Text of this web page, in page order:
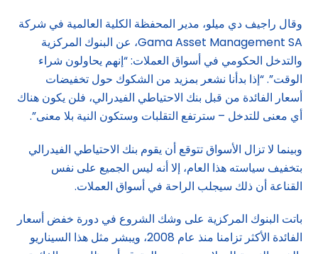
وقال راجيف دي ميلو، مدير المحفظة الكلية العالمية في شركة
Gama Asset Management SA، عن البنوك المركزية
والتدخل الحكومي في أسواق العملات: “إنهم يحاولون شراء
الوقت”. “إذا بدأنا نشعر بمزيد من الشكوك حول تخفيضات
أسعار الفائدة من قبل بنك الاحتياطي الفيدرالي، فلن يكون هناك
أي معنى للتدخل – سترتفع التقلبات وستكون النية بلا معنى”.
وبينما لا تزال الأسواق تتوقع أن يقوم بنك الاحتياطي الفيدرالي
بتخفيف سياسته هذا العام، إلا أنه ليس الجميع على نفس
القناعة أن ذلك سيجلب الراحة في أسواق العملات.
باتت البنوك المركزية على وشك الشروع في دورة خفض أسعار
الفائدة الأكثر تزامنا منذ عام 2008، ويبشر مثل هذا السيناريو